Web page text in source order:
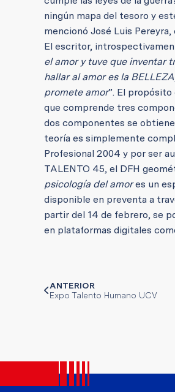
ningún mapa del tesoro y
mencionó José Luis
El escritor,
el amor y tuve que inventar
hallar al amor es la
promete amor”. El
que comprende tres
dos componentes se
teoría es simplemente
Profesional 2004 y por ser
TALENTO 45, el DFH
psicología del amores un
disponible en preventa a
partir del 14 de febrero, se
en plataformas digitales
ANTERIOR
Expo Talento Humano UCV